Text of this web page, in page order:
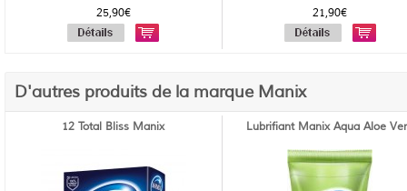
25,90€
21,90€
D'autres produits de la marque Manix
12 Total Bliss Manix Lubrifiant Manix Aqua Aloe